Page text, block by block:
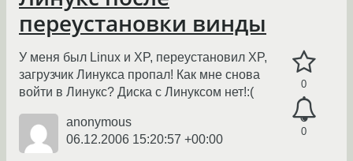
переустановки винды
0
0
У меня был Linux и XP, переустановил XP,
загрузчик Линукса пропал! Как мне снова
войти в Линукс? Диска с Линуксом нет!:(
anonymous
06.12.2006 15:20:57 +00:00